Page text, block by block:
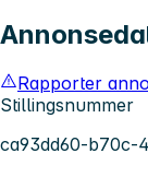
Rapporter
Stillingsnummer
ca93dd60-b70c-